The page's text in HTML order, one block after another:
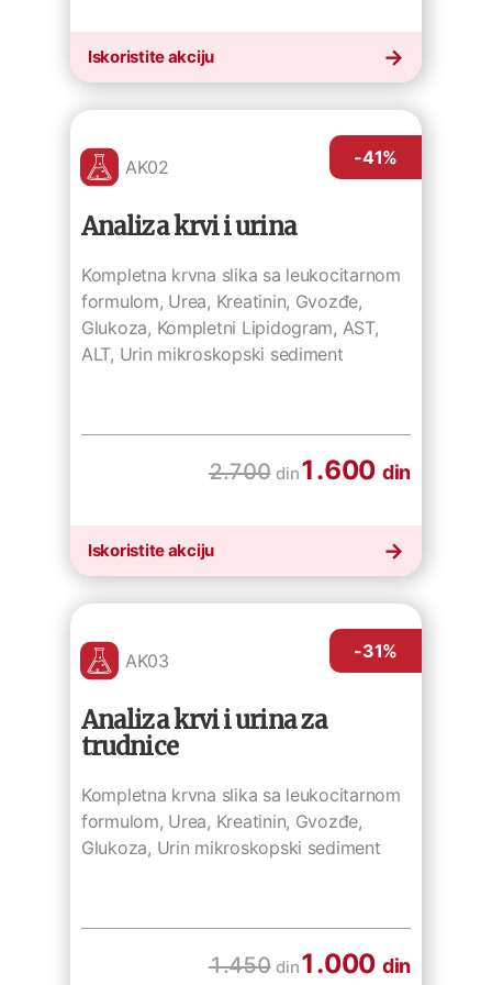
Iskoristite akciju
AK02
Analiza krvi i urina
Kompletna krvna slika sa leukocitarnom
formulom, Urea, Kreatinin, Gvozđe,
Glukoza, Kompletni Lipidogram, AST,
ALT, Urin mikroskopski sediment
-41%
2.700 din1.600 din
Iskoristite akciju
AK03
Analiza krvi i urina za
trudnice
Kompletna krvna slika sa leukocitarnom
formulom, Urea, Kreatinin, Gvozđe,
Glukoza, Urin mikroskopski sediment
-31%
1.450 din1.000 din